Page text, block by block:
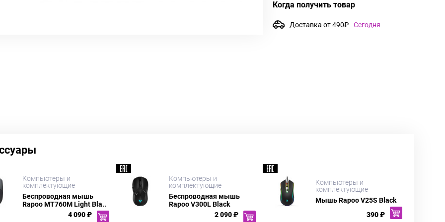
Когда получить товар
Доставка от 490₽ Сегодня
Компьютеры и
комплектующие
Беспроводная мышь
Rapoo MT760M Light Bla..
4 090 ₽
Компьютеры и
комплектующие
Беспроводная мышь
Rapoo V300L Black
2 090 ₽
Компьютеры и
комплектующие
Мышь Rapoo V25S Black
390 ₽